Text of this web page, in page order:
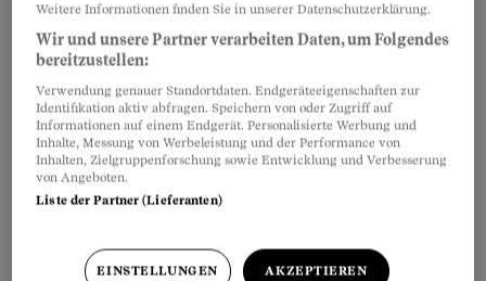
Was muss darin stehen?
Sollte man Zinsen verlangen?
Wie soll man die Rückzahlung regeln?
Wie muss ein Darlehen versteuert werden?
Weitere Informationen finden Sie in unserer Datenschutzerklärung.
Wir und unsere Partner verarbeiten Daten, um Folgendes
bereitzustellen:
Verwendung genauer Standortdaten. Endgeräteeigenschaften zur
Identifikation aktiv abfragen. Speichern von oder Zugriff auf
Informationen auf einem Endgerät. Personalisierte Werbung und
Inhalte, Messung von Werbeleistung und der Performance von
Inhalten, Zielgruppenforschung sowie Entwicklung und Verbesserung
von Angeboten.
Liste der Partner (Lieferanten)
EINSTELLUNGEN AKZEPTIEREN